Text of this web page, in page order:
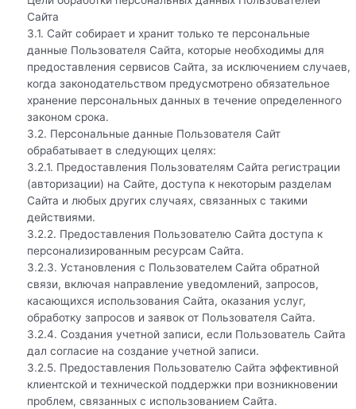
Сайта
3.1. Сайт собирает и хранит только те персональные
данные Пользователя Сайта, которые необходимы для
предоставления сервисов Сайта, за исключением случаев,
когда законодательством предусмотрено обязательное
хранение персональных данных в течение определенного
законом срока.
3.2. Персональные данные Пользователя Сайт
обрабатывает в следующих целях:
3.2.1. Предоставления Пользователям Сайта регистрации
(авторизации) на Сайте, доступа к некоторым разделам
Сайта и любых других случаях, связанных с такими
действиями.
3.2.2. Предоставления Пользователю Сайта доступа к
персонализированным ресурсам Сайта.
3.2.3. Установления с Пользователем Сайта обратной
связи, включая направление уведомлений, запросов,
касающихся использования Сайта, оказания услуг,
обработку запросов и заявок от Пользователя Сайта.
3.2.4. Создания учетной записи, если Пользователь Сайта
дал согласие на создание учетной записи.
3.2.5. Предоставления Пользователю Сайта эффективной
клиентской и технической поддержки при возникновении
проблем, связанных с использованием Сайта.